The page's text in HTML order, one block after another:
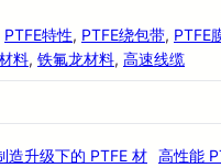
PTFE特性, PTFE绕包带, PTFE
料, 铁氟龙材料, 高速线缆
造升级下的 PTFE 材 高性能